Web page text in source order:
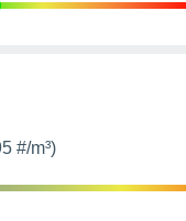
#/m³)